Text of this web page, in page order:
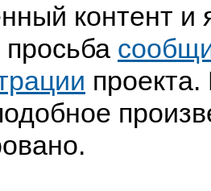
контент и